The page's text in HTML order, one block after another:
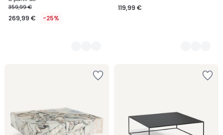
SEDA
359,99 €
269,99 € -25%
119,99 €